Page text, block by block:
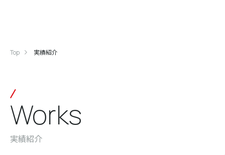
Top 実績紹介
Works
実績紹介